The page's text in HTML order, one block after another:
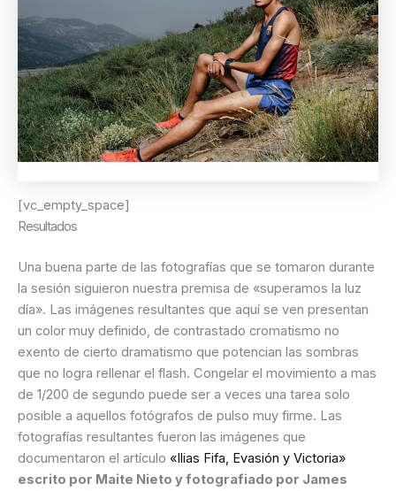
[vc_empty_space]
Resultados
Una buena parte de las fotografías que se tomaron durante
la sesión siguieron nuestra premisa de «superamos la luz
día». Las imágenes resultantes que aquí se ven presentan
un color muy definido, de contrastado cromatismo no
exento de cierto dramatismo que potencian las sombras
que no logra rellenar el flash. Congelar el movimiento a mas
de 1/200 de segundo puede ser a veces una tarea solo
posible a aquellos fotógrafos de pulso muy firme. Las
fotografías resultantes fueron las imágenes que
documentaron el artículo «Ilias Fifa, Evasión y Victoria»
escrito por Maite Nieto y fotografiado por James